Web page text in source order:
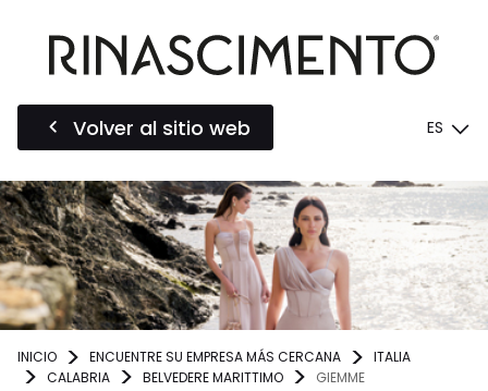
Volver al sitio web ES
INICIO ENCUENTRE SU EMPRESA MÁS CERCANA
ITALIA
CALABRIA
BELVEDERE MARITTIMO GIEMME